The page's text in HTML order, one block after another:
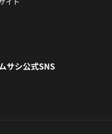
サシ公式SNS